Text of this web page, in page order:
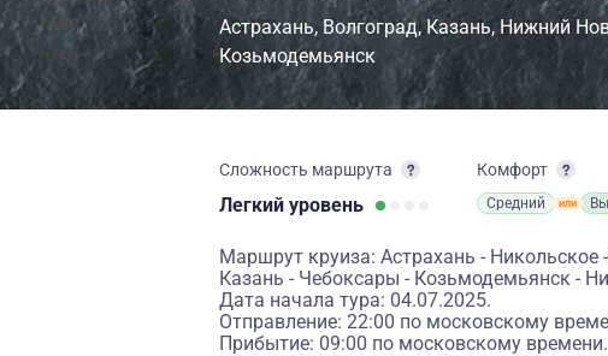
Астрахань Волгоград Казань Нижний
Козьмодемьянск
Сложность маршрута
Легкий уровень
Комфорт
Средний
Маршрут круиза: Астрахань -
Казань - Чебоксары - Козьмодемьянск -
Дата начала тура: 04.07.2025.
Отправление: 22:00 по московскому
Прибытие: 09:00 по московскому времени.